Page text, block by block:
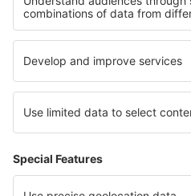
Hotels in Southern Hungarian Plains
Hotels in Cinque Terre Hotels
Hotels in Minnesota